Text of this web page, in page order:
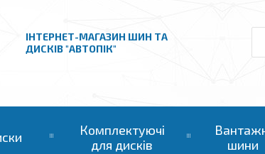
ІНТЕРНЕТ-МАГАЗИН ШИН ТА
ДИСКІВ "АВТОПІК"
Комплектуючі
для дисків
шини